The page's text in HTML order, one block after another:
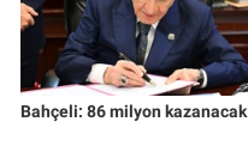
Bahçeli: 86 milyon kazanacak